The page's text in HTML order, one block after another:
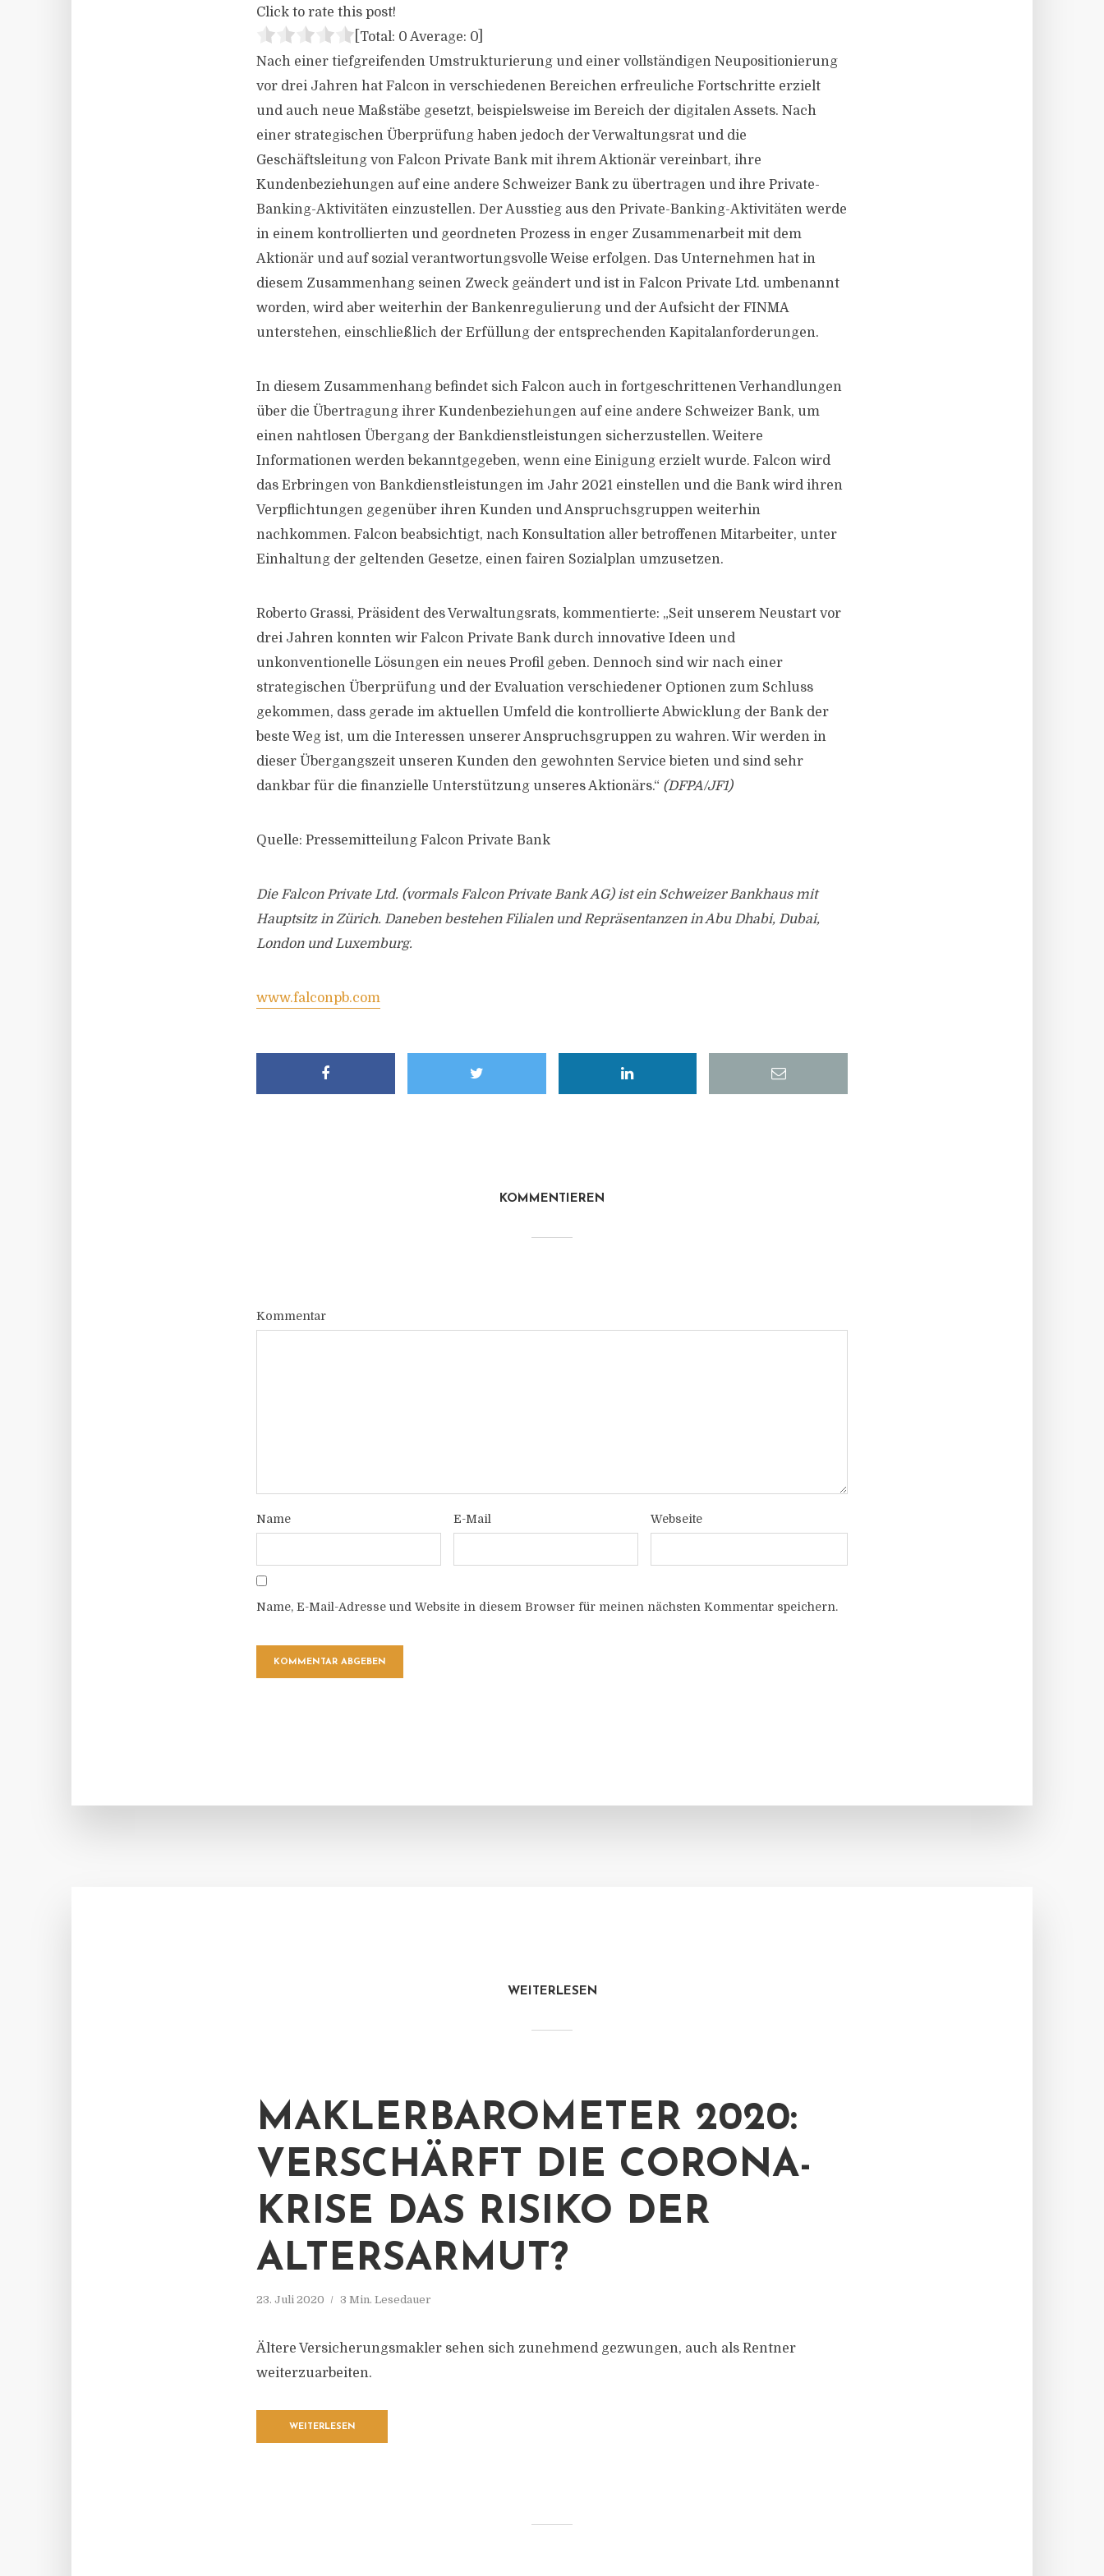
Click to rate this post!
[Total: 0 Average: 0
Nach einer tiefgreifenden Umstrukturierung und einer vollständigen Neupositionierung
vor drei Jahren hat Falcon in verschiedenen Bereichen erfreuliche Fortschritte erzielt
und auch neue Maßstäbe gesetzt, beispielsweise im Bereich der digitalen Assets. Nach
einer strategischen Überprüfung haben jedoch der Verwaltungsrat und die
Geschäftsleitung von Falcon Private Bank mit ihrem Aktionär vereinbart, ihre
Kundenbeziehungen auf eine andere Schweizer Bank zu übertragen und ihre Private-
Banking-Aktivitäten einzustellen. Der Ausstieg aus den Private-Banking-Aktivitäten werde
in einem kontrollierten und geordneten Prozess in enger Zusammenarbeit mit dem
Aktionär und auf sozial verantwortungsvolle Weise erfolgen. Das Unternehmen hat in
diesem Zusammenhang seinen Zweck geändert und ist in Falcon Private Ltd. umbenannt
worden, wird aber weiterhin der Bankenregulierung und der Aufsicht der FINMA
unterstehen, einschließlich der Erfüllung der entsprechenden Kapitalanforderungen.
In diesem Zusammenhang befindet sich Falcon auch in fortgeschrittenen Verhandlungen
über die Übertragung ihrer Kundenbeziehungen auf eine andere Schweizer Bank, um
einen nahtlosen Übergang der Bankdienstleistungen sicherzustellen. Weitere
Informationen werden bekanntgegeben, wenn eine Einigung erzielt wurde. Falcon wird
das Erbringen von Bankdienstleistungen im Jahr 2021 einstellen und die Bank wird ihren
Verpflichtungen gegenüber ihren Kunden und Anspruchsgruppen weiterhin
nachkommen. Falcon beabsichtigt, nach Konsultation aller betroffenen Mitarbeiter, unter
Einhaltung der geltenden Gesetze, einen fairen Sozialplan umzusetzen.
Roberto Grassi, Präsident des Verwaltungsrats, kommentierte: „Seit unserem Neustart vor
drei Jahren konnten wir Falcon Private Bank durch innovative Ideen und
unkonventionelle Lösungen ein neues Profil geben. Dennoch sind wir nach einer
strategischen Überprüfung und der Evaluation verschiedener Optionen zum Schluss
gekommen, dass gerade im aktuellen Umfeld die kontrollierte Abwicklung der Bank der
beste Weg ist, um die Interessen unserer Anspruchsgruppen zu wahren. Wir werden in
dieser Übergangszeit unseren Kunden den gewohnten Service bieten und sind sehr
dankbar für die finanzielle Unterstützung unseres Aktionärs.“ (DFPA/JF1)
Quelle: Pressemitteilung Falcon Private Bank
Die Falcon Private Ltd. (vormals Falcon Private Bank AG) ist ein Schweizer Bankhaus mit
Hauptsitz in Zürich. Daneben bestehen Filialen und Repräsentanzen in Abu Dhabi, Dubai,
London und Luxemburg.
www.falconpb.com
KOMMENTIEREN
Kommentar
Name E-Mail Webseite
Name, E-Mail-Adresse und Website in diesem Browser für meinen nächsten Kommentar speichern.
WEITERLESEN
MAKLERBAROMETER 2020:
VERSCHÄRFT DIE CORONA-
KRISE DAS RISIKO DER
ALTERSARMUT?
23. Juli 2020 3 Min. Lesedauer
Ältere Versicherungsmakler sehen sich zunehmend gezwungen, auch als Rentner
weiterzuarbeiten.
WEITERLESEN